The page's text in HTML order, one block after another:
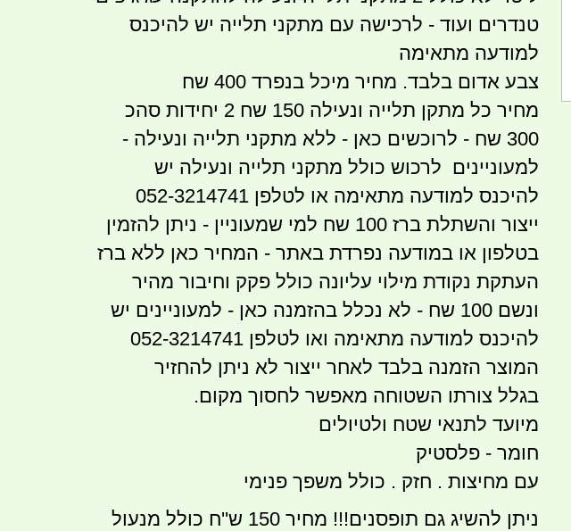
טנדרים ועוד - לרכישה עם מתקני תלייה יש להיכנס
למודעה מתאימה
צבע אדום בלבד. מחיר מיכל בנפרד 400 שח
מחיר כל מתקן תלייה ונעילה 150 שח 2 יחידות סהכ
300 שח - לרוכשים כאן - ללא מתקני תלייה ונעילה -
למעוניינים לרכוש כולל מתקני תלייה ונעילה יש
להיכנס למודעה מתאימה או לטלפן 052-3214741
ייצור והשתלת ברז 100 שח למי שמעוניין - ניתן להזמין
בטלפון או במודעה נפרדת באתר - המחיר כאן ללא ברז
העתקת נקודת מילוי עליונה כולל פקק וחיבור מהיר
ונשם 100 שח - לא נכלל בהזמנה כאן - למעוניינים יש
להיכנס למודעה מתאימה ואו לטלפן 052-3214741
המוצר הזמנה בלבד לאחר ייצור לא ניתן להחזיר
בגלל צורתו השטוחה מאפשר לחסוך מקום.
מיועד לתנאי שטח ולטיולים
חומר - פלסטיק
עם מחיצות . חזק . כולל משפך פנימי
ניתן להשיג גם תופסנים!!! מחיר 150 ש''ח כולל מנעול